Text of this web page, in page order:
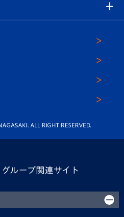
ム
ALL RIGHT RESERVED.
ループ関連サイト